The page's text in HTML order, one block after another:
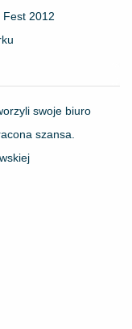
2012
swoje biuro
szansa.